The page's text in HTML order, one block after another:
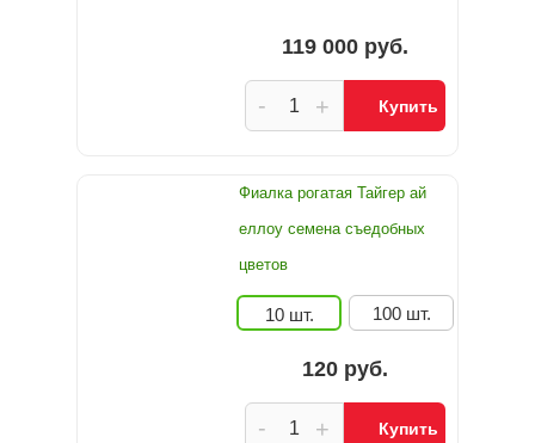
119 000 руб.
+
- Купить
Фиалка рогатая Тайгер ай
еллоу семена съедобных
цветов
10 шт. 100 шт.
120 руб.
+
- Купить